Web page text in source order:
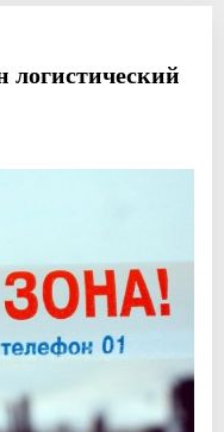
логистический